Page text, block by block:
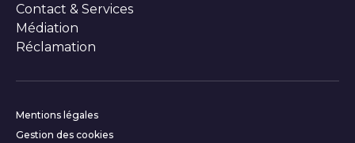
Contact & Services
Médiation
Réclamation
Informations
Mentions légales
Gestion des cookies